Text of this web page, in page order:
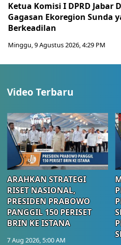
Ketua Komisi I DPRD Jabar
Gagasan Ekoregion Sunda
Berkeadilan
Minggu, 9 Agustus 2026, 4:29 PM
Video Terbaru
ARAHKAN STRATEGI
RISET NASIONAL,
PRESIDEN PRABOWO
PANGGIL 150 PERISET
BRIN KE ISTANA
7 Aug 2026, 5:00 AM